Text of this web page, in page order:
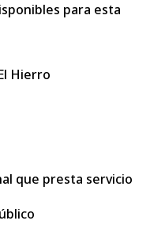
para esta
Hierro
que presta servicio